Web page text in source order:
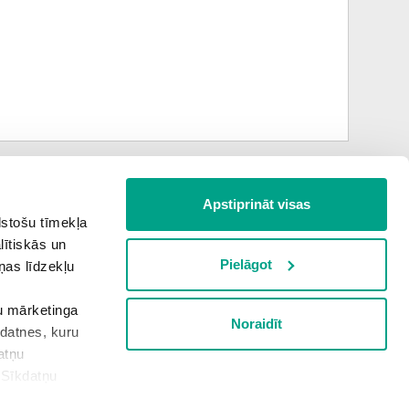
tīmekļa
un
līdzekļu
mārketinga
kuru
Apstiprināt visas
Pielāgot
Noraidīt
Nākamais uzdevums
PALĪGSMĀCĪBĀS.LV